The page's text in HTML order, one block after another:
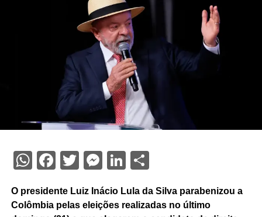
WhatsApp
Facebook
Twitter
Messenger
LinkedIn
Share
O presidente Luiz Inácio Lula da Silva parabenizou a
Colômbia pelas eleições realizadas no último